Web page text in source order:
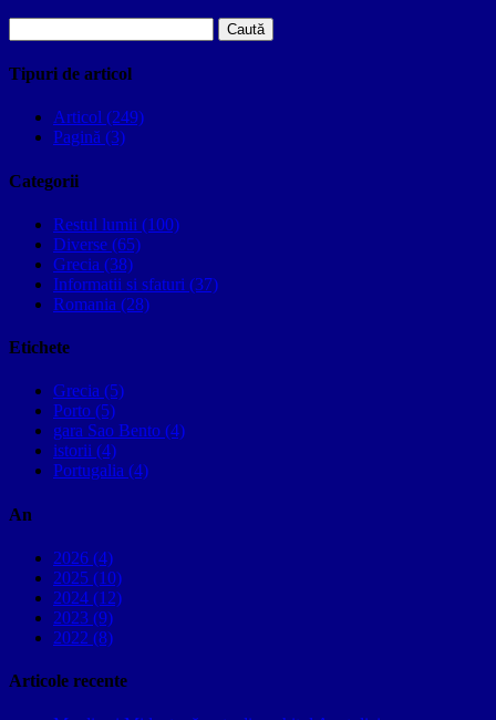
după:
Tipuri de articol
Articol (249)
Pagină (3)
Categorii
Restul lumii (100)
Diverse (65)
Grecia (38)
Informatii si sfaturi (37)
Romania (28)
Etichete
Grecia (5)
Porto (5)
gara Sao Bento (4)
istorii (4)
Portugalia (4)
An
2026 (4)
2025 (10)
2024 (12)
2023 (9)
2022 (8)
Articole recente